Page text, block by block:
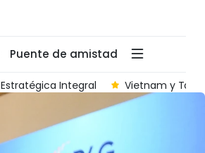
Puente de amistad
de las 'Tres Conexiones'